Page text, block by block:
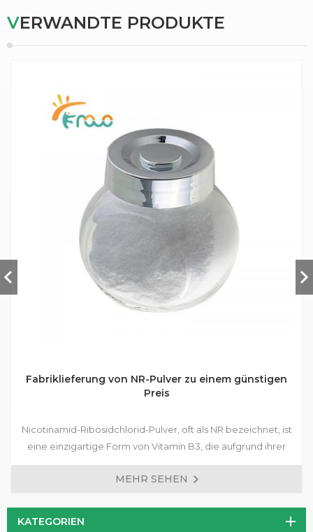
VERWANDTE PRODUKTE
Fabriklieferung von NR-Pulver zu einem günstigen
Preis
Nicotinamid-Ribosidchlorid-Pulver, oft als NR bezeichnet, ist
eine einzigartige Form von Vitamin B3, die aufgrund ihrer
potenziellen gesundheitlichen Vorteile große
Aufmerksamkeit erregt hat. Es ist ein weißes, kristallines
MEHR SEHEN
KATEGORIEN